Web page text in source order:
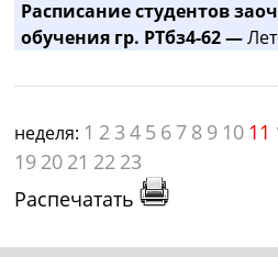
Расписание студентов
обучения гр. РТбз4-62 —
неделя: 1 2 3 4 5 6 7 8 9 10 11
19 20 21 22 23
Распечатать